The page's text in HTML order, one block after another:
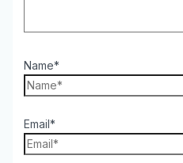
Name*
Email*